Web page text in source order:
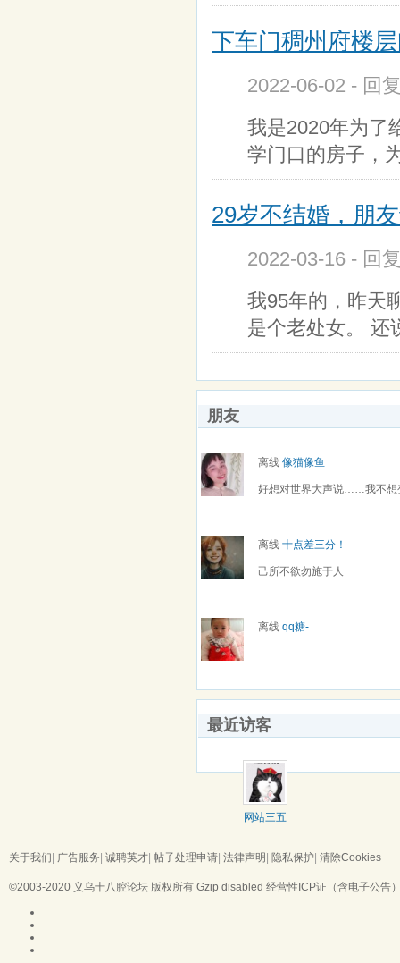
下车门稠州府楼
2022-06-02 - 回
我是2020年为了
学门口的房子，
29岁不结婚，朋
2022-03-16 - 回
我95年的，昨天
是个老处女。 还
朋友
离线 像猫像鱼
好想对世界大声说……我不想
离线 十点差三分！
己所不欲勿施于人
离线 qq糖-
最近访客
网站三五
关于我们| 广告服务| 诚聘英才| 帖子处理申请| 法律声明| 隐私保护| 清除Cookies
©2003-2020 义乌十八腔论坛 版权所有 Gzip disabled 经营性ICP证（含电子公告